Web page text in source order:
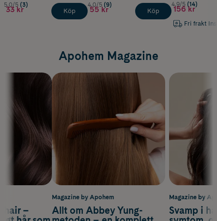
5.0/5 (3)
33 kr Köp
4.0/5 (9)
55 kr Köp
4.9/5 (14)
156 kr
Fri frakt
Apohem Magazine
Magazine by
Svamp i
hair –
Magazine by Apohem
Allt om Abbey Yung-